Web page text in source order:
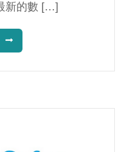
新的數 […]